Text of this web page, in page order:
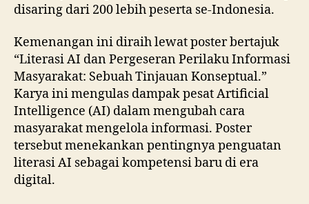
disaring dari 200 lebih peserta se-Indonesia.
Kemenangan ini diraih lewat poster bertajuk
“Literasi AI dan Pergeseran Perilaku Informasi
Masyarakat: Sebuah Tinjauan Konseptual.”
Karya ini mengulas dampak pesat Artificial
Intelligence (AI) dalam mengubah cara
masyarakat mengelola informasi. Poster
tersebut menekankan pentingnya penguatan
literasi AI sebagai kompetensi baru di era
digital.